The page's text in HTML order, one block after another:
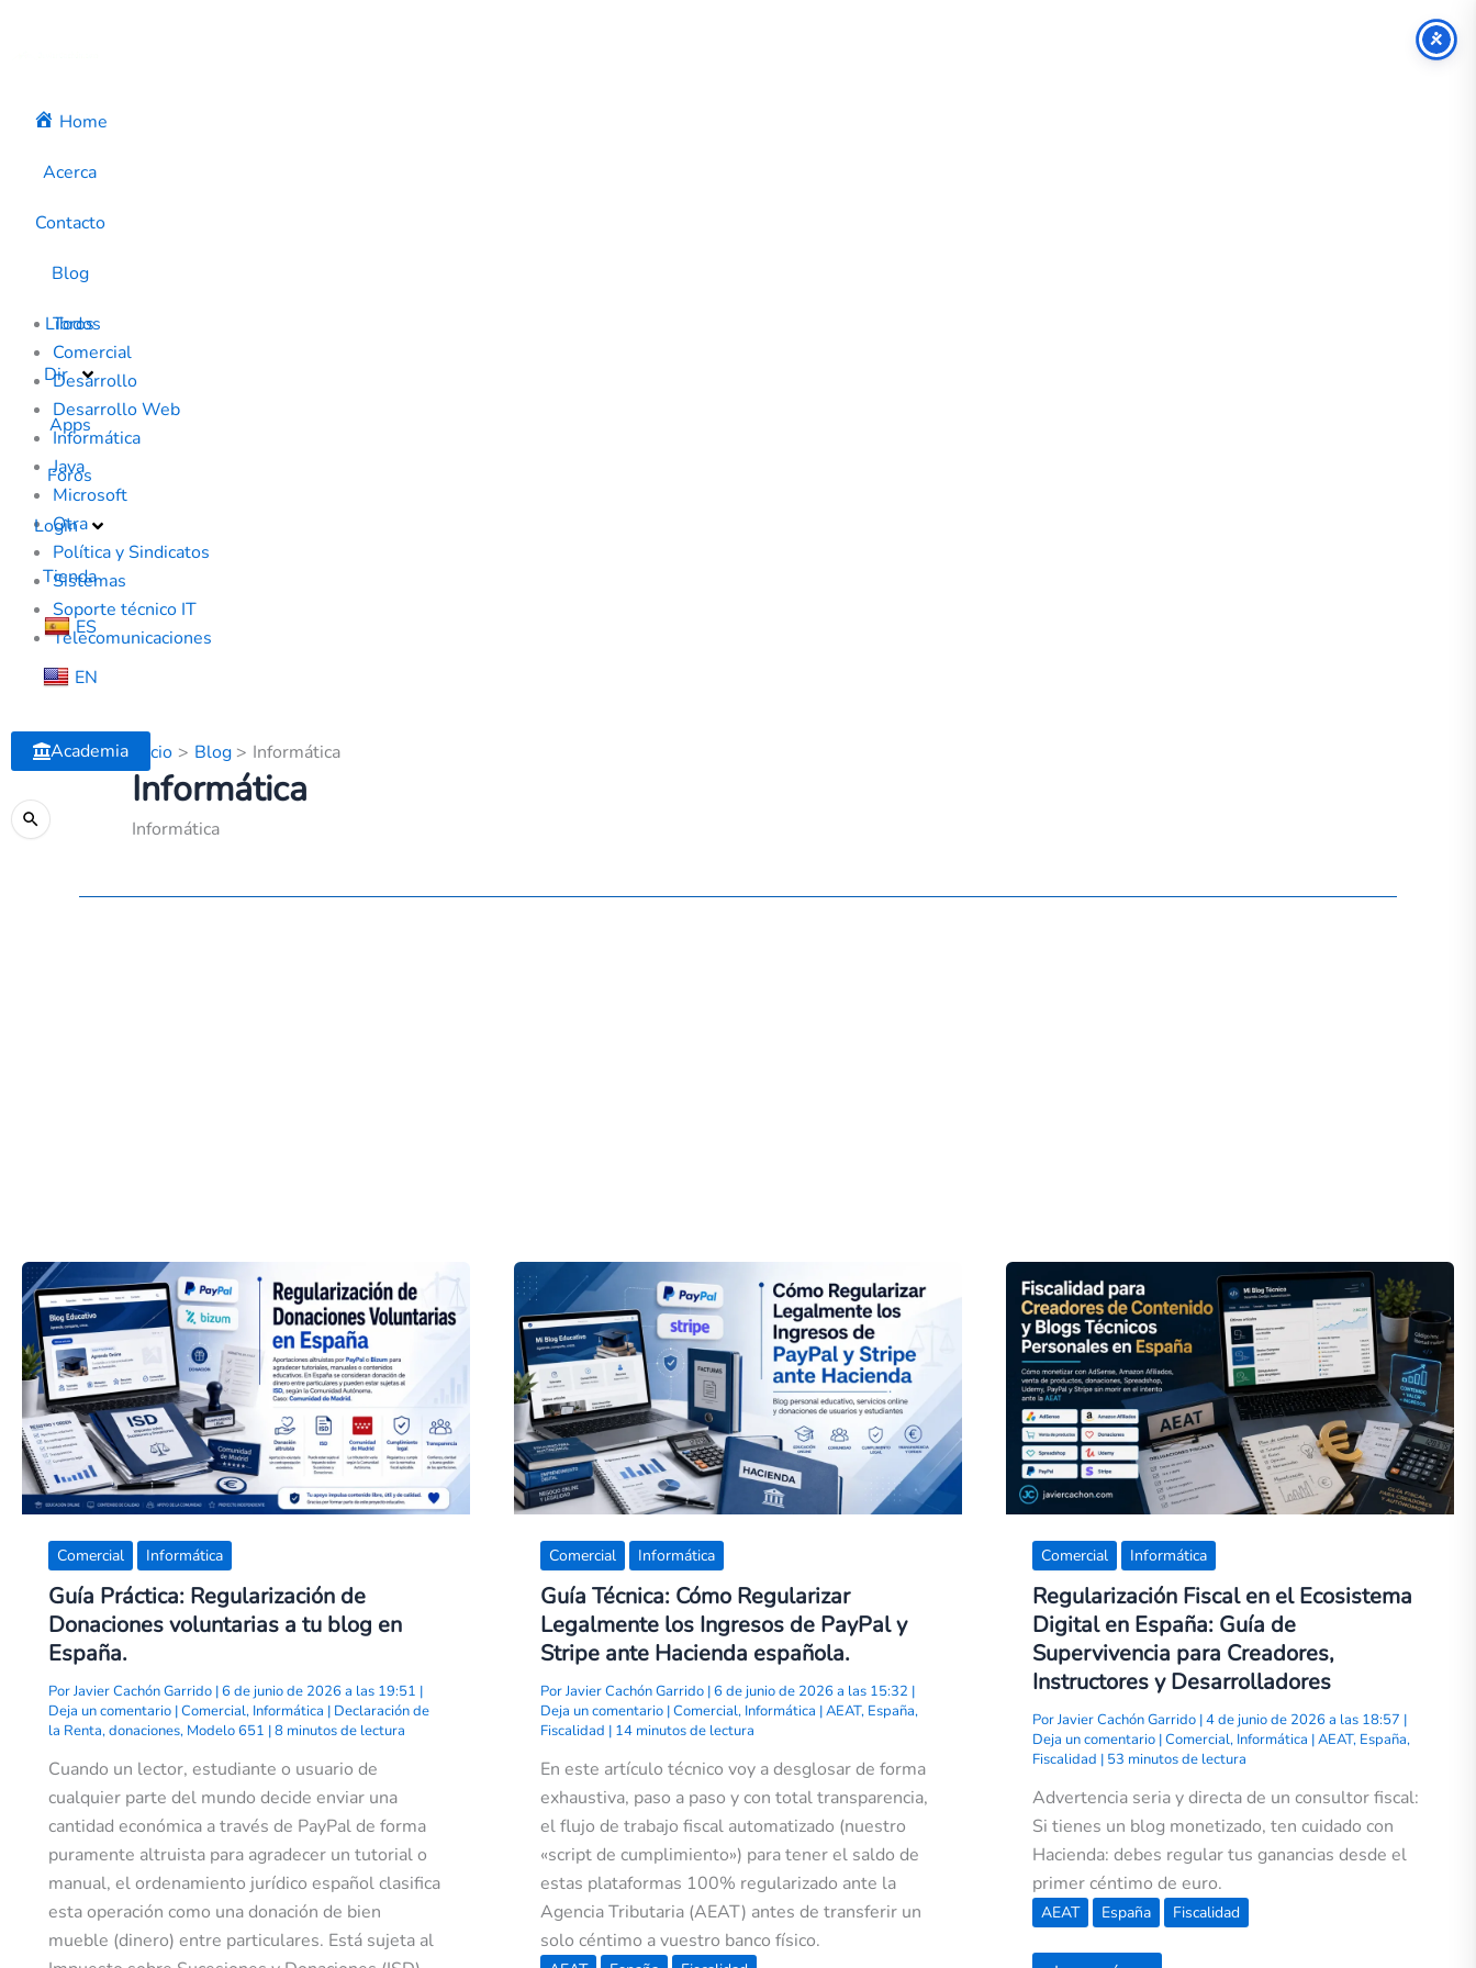
Home
Acerca
Contacto
Blog
Libros
Dir
Apps
Foros
Login
Tienda
ES
EN
Academia
Todos
Comercial
Desarrollo
Desarrollo Web
Informática
Java
Microsoft
Otra
Política y Sindicatos
Sistemas
Soporte técnico IT
Telecomunicaciones
Inicio Blog Informática
Informática
Informática
Comercial Informática
Guía Práctica: Regularización de
Donaciones voluntarias a tu blog en
España.
PorJavier Cachón Garrido |6 de junio de 2026 a las 19:51 |
Deja un comentario |Comercial, Informática | Declaración de
la Renta,donaciones, Modelo 651 |8 minutos de lectura
Cuando un lector, estudiante o usuario de
cualquier parte del mundo decide enviar una
cantidad económica a través de PayPal de forma
puramente altruista para agradecer un tutorial o
manual, el ordenamiento jurídico español clasifica
esta operación como una donación de bien
mueble (dinero) entre particulares. Está sujeta al
Guía
Práctica:
Regularización
de
Donaciones
voluntarias
a
tu
blog
en
España.
Comercial Informática
Guía Técnica: Cómo Regularizar
Legalmente los Ingresos de PayPal y
Stripe ante Hacienda española.
PorJavier Cachón Garrido |6 de junio de 2026 a las 15:32 |
Deja un comentario |Comercial, Informática |AEAT, España,
Fiscalidad | 14 minutos de lectura
En este artículo técnico voy a desglosar de forma
exhaustiva, paso a paso y con total transparencia,
el flujo de trabajo fiscal automatizado (nuestro
«script de cumplimiento») para tener el saldo de
estas plataformas 100% regularizado ante la
Agencia Tributaria (AEAT) antes de transferir un
solo céntimo a vuestro banco físico.
Guía
Técnica:
Cómo
Regularizar
Legalmente
los
Ingresos
de
PayPal
y
Stripe
ante
Hacienda
española.
Comercial Informática
Regularización Fiscal en el Ecosistema
Digital en España: Guía de
Supervivencia para Creadores,
Instructores y Desarrolladores
PorJavier Cachón Garrido |4 de junio de 2026 a las 18:57 |
Deja un comentario |Comercial, Informática |AEAT, España,
Fiscalidad | 53 minutos de lectura
Advertencia seria y directa de un consultor fiscal:
Si tienes un blog monetizado, ten cuidado con
Hacienda: debes regular tus ganancias desde el
primer céntimo de euro.
AEAT España Fiscalidad
Regularización
Fiscal
en
el
Ecosistema
Digital
en
España:
Guía
de
Supervivencia
para
Creadores,
Instructores
y